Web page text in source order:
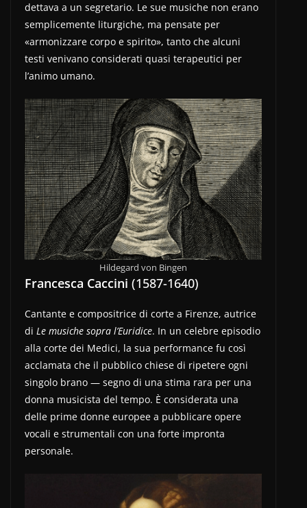
dettava a un segretario. Le sue musiche non erano
semplicemente liturgiche, ma pensate per
«armonizzare corpo e spirito», tanto che alcuni
testi venivano considerati quasi terapeutici per
l’animo umano.
Hildegard von Bingen
Francesca Caccini (1587-1640)
Cantante e compositrice di corte a Firenze, autrice
di Le musiche sopra l’Euridice. In un celebre episodio
alla corte dei Medici, la sua performance fu così
acclamata che il pubblico chiese di ripetere ogni
singolo brano — segno di una stima rara per una
donna musicista del tempo. È considerata una
delle prime donne europee a pubblicare opere
vocali e strumentali con una forte impronta
personale.